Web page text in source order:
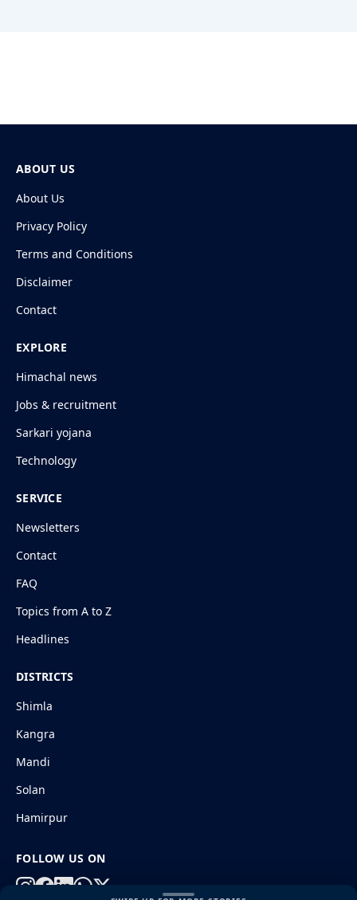
ABOUT US
About Us
Privacy Policy
Terms and Conditions
Disclaimer
Contact
EXPLORE
Himachal news
Jobs & recruitment
Sarkari yojana
Technology
SERVICE
Newsletters
Contact
FAQ
Topics from A to Z
Headlines
DISTRICTS
Shimla
Kangra
Mandi
Solan
Hamirpur
FOLLOW US ON